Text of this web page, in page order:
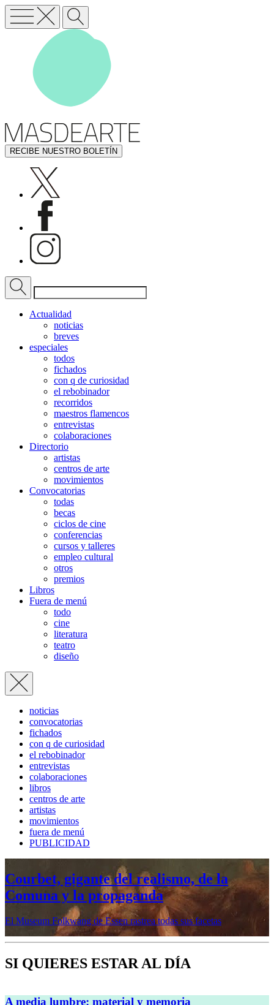
RECIBE NUESTRO BOLETÍN
Actualidad
noticias
breves
especiales
todos
fichados
con q de curiosidad
el rebobinador
recorridos
maestros flamencos
entrevistas
colaboraciones
Directorio
artistas
centros de arte
movimientos
Convocatorias
todas
becas
ciclos de cine
conferencias
cursos y talleres
empleo cultural
otros
premios
Libros
Fuera de menú
todo
cine
literatura
teatro
diseño
noticias
convocatorias
fichados
con q de curiosidad
el rebobinador
entrevistas
colaboraciones
libros
centros de arte
artistas
movimientos
fuera de menú
PUBLICIDAD
Mujeres prerrafaelitas, psiquiatría en la
vanguardia, Minor White o Dana
Lixenberg, en otoño en la Fundación
MAPFRE
Veremos cinco muestras en sus sedes de Madrid y Barcelona
SI QUIERES ESTAR AL DÍA